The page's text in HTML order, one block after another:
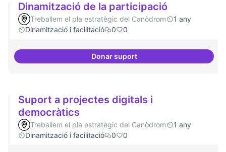
Dinamització de la participació
Treballem el pla estratègic del Canòdrom
1 any
Dinamització i facilitació
0 0
Donar suportDinamització de la participació
Suport a projectes digitals i
democràtics
Treballem el pla estratègic del Canòdrom
1 any
Dinamització i facilitació
0 0